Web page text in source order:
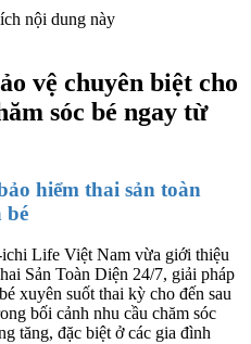
nội dung này
vệ chuyên biệt cho
sóc bé ngay từ
hiểm thai sản toàn
bé
Life Việt Nam vừa giới thiệu
Sản Toàn Diện 24/7, giải pháp
xuyên suốt thai kỳ cho đến sau
bối cảnh nhu cầu chăm sóc
tăng, đặc biệt ở các gia đình